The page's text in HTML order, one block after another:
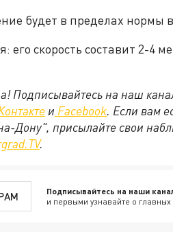
будет в пределах нормы
его скорость составит 2-4
Подписывайтесь на наш
и Facebook. Если вам
Дону", присылайте свои
.
Подписывайтесь на наши
и первыми узнавайте о